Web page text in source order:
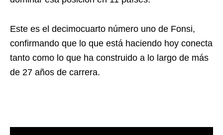
Este es el decimocuarto número uno de Fonsi,
confirmando que lo que está haciendo hoy conecta
tanto como lo que ha construido a lo largo de más
de 27 años de carrera.